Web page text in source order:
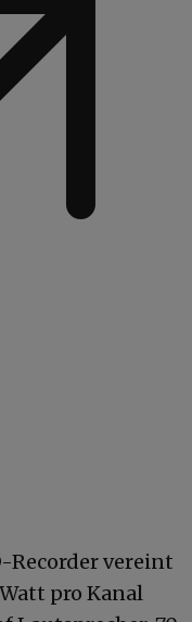
Recorder vereint
pro Kanal